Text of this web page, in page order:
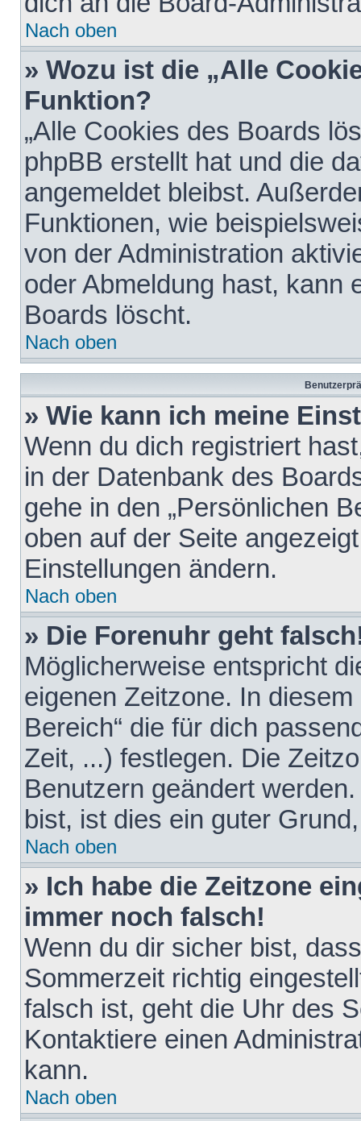
Nach oben
» Wozu ist die „Alle
Funktion?
„Alle Cookies des Boards
phpBB erstellt hat und die
angemeldet bleibst.
Funktionen, wie
von der Administration
oder Abmeldung hast, kann
Boards löscht.
Nach oben
» Wie kann ich meine
Wenn du dich registriert
in der Datenbank des
gehe in den „Persönlichen
oben auf der Seite
Einstellungen ändern.
Nach oben
» Die Forenuhr geht
Möglicherweise entspricht
eigenen Zeitzone. In
Bereich“ die für dich
Zeit, ...) festlegen. Die
Benutzern geändert
bist, ist dies ein guter
Nach oben
» Ich habe die Zeitzone
immer noch falsch!
Wenn du dir sicher bist,
Sommerzeit richtig
falsch ist, geht die Uhr des
Kontaktiere einen
kann.
Nach oben